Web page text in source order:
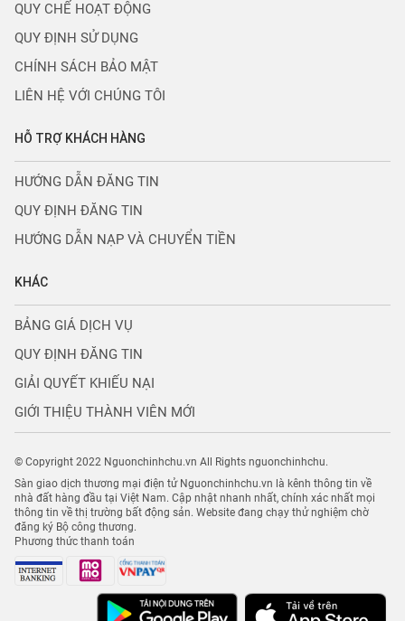
QUY CHẾ HOẠT ĐỘNG
QUY ĐỊNH SỬ DỤNG
CHÍNH SÁCH BẢO MẬT
LIÊN HỆ VỚI CHÚNG TÔI
HỖ TRỢ KHÁCH HÀNG
HƯỚNG DẪN ĐĂNG TIN
QUY ĐỊNH ĐĂNG TIN
HƯỚNG DẪN NẠP VÀ CHUYỂN TIỀN
KHÁC
BẢNG GIÁ DỊCH VỤ
QUY ĐỊNH ĐĂNG TIN
GIẢI QUYẾT KHIẾU NẠI
GIỚI THIỆU THÀNH VIÊN MỚI
© Copyright 2022 Nguonchinhchu.vn All Rights nguonchinhchu.
Sàn giao dịch thương mại điện tử Nguonchinhchu.vn là kênh thông tin về
nhà đất hàng đầu tại Việt Nam. Cập nhật nhanh nhất, chính xác nhất mọi
thông tin về thị trường bất động sản. Website đang chạy thử nghiệm chờ
đăng ký Bộ công thương.
Phương thức thanh toán